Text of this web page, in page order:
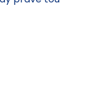
práve tou